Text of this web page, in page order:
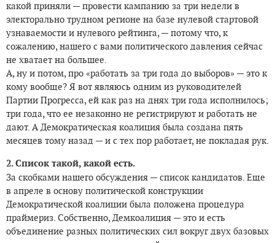
какой приняли — провести кампанию за три недели в
электорально трудном регионе на базе нулевой стартовой
узнаваемости и нулевого рейтинга, — потому что, к
сожалению, нашего с вами политического давления сейчас
не хватает на большее.
А, ну и потом, про «работать за три года до выборов» — это к
кому вообще? Я вот являюсь одним из руководителей
Партии Прогресса, ей как раз на днях три года исполнилось;
три года, что ее незаконно не регистрируют и работать не
дают. А Демократическая коалиция была создана пять
месяцев тому назад — и с тех пор работает, не покладая рук.
2. Список такой, какой есть.
За скобками нашего обсуждения — список кандидатов. Еще
в апреле в основу политической конструкции
Демократической коалиции была положена процедура
праймериз. Собственно, Демкоалиция — это и есть
объединение разных политических сил вокруг двух базовых